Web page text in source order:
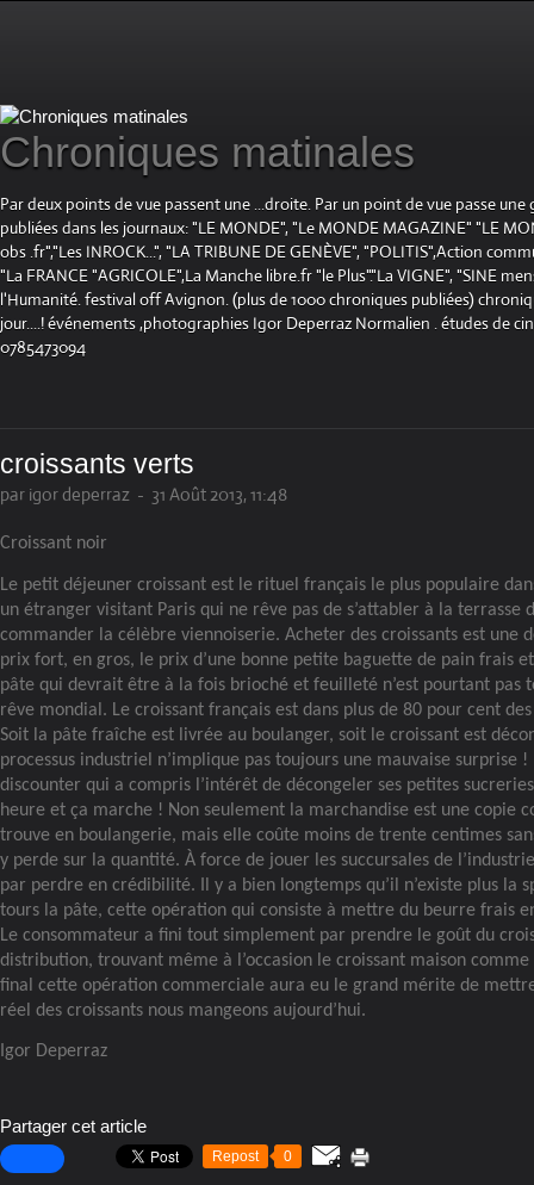
Chroniques matinales
Par deux points de vue passent une ...droite. Par un point de vue passe
publiées dans les journaux: "LE MONDE", "Le MONDE MAGAZINE" "LE
obs .fr","Les INROCK...", "LA TRIBUNE DE GENÈVE", "POLITIS",Action
"La FRANCE "AGRICOLE",La Manche libre.fr "le Plus"."La VIGNE", "SINE
l'Humanité. festival off Avignon. (plus de 1000 chroniques publiées)
jour....! événements ,photographies Igor Deperraz Normalien . études de
0785473094
croissants verts
par igor deperraz - 31 Août 2013, 11:48
Croissant noir
Le petit déjeuner croissant est le rituel français le plus populaire
un étranger visitant Paris qui ne rêve pas de s’attabler à la terrasse
commander la célèbre viennoiserie. Acheter des croissants est une
prix fort, en gros, le prix d’une bonne petite baguette de pain frais
pâte qui devrait être à la fois brioché et feuilleté n’est pourtant pas
rêve mondial. Le croissant français est dans plus de 80 pour cent des
Soit la pâte fraîche est livrée au boulanger, soit le croissant est
processus industriel n’implique pas toujours une mauvaise surprise
discounter qui a compris l’intérêt de décongeler ses petites
heure et ça marche ! Non seulement la marchandise est une copie
trouve en boulangerie, mais elle coûte moins de trente centimes
y perde sur la quantité. À force de jouer les succursales de
par perdre en crédibilité. Il y a bien longtemps qu’il n’existe plus la
tours la pâte, cette opération qui consiste à mettre du beurre frais
Le consommateur a fini tout simplement par prendre le goût du
distribution, trouvant même à l’occasion le croissant maison
final cette opération commerciale aura eu le grand mérite de
réel des croissants nous mangeons aujourd’hui.
Igor Deperraz
Partager cet article
Repost 0